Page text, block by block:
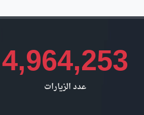
4,964,253
عدد الزيارات